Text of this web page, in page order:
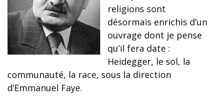
religions sont
désormais enrichis d’un
ouvrage dont je pense
qu’il fera date :
Heidegger, le sol, la
communauté, la race, sous la direction
d’Emmanuel Faye.